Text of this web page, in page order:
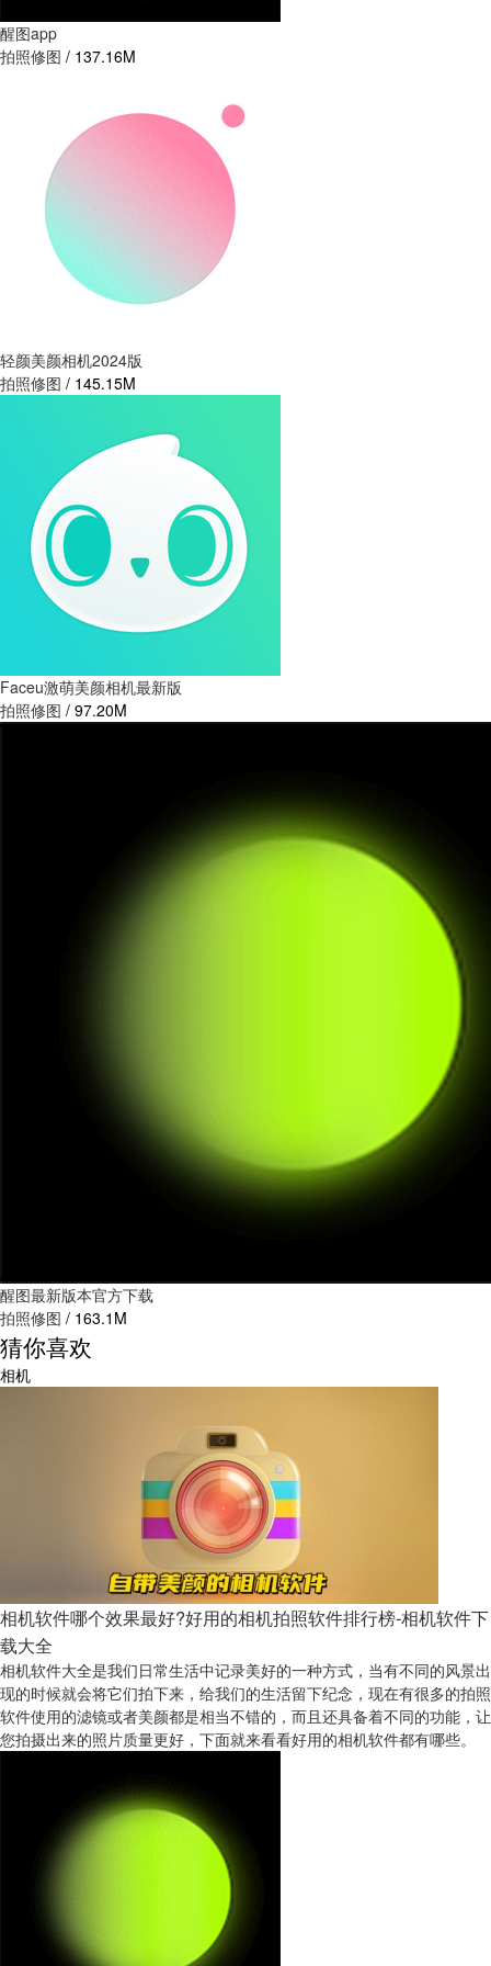
醒图app
拍照修图 / 137.16M
轻颜美颜相机2024版
拍照修图 / 145.15M
Faceu激萌美颜相机最新版
拍照修图 / 97.20M
醒图最新版本官方下载
拍照修图 / 163.1M
猜你喜欢
相机
相机软件哪个效果最好?好用的相机拍照软件排行榜-相机软件下
载大全
相机软件大全是我们日常生活中记录美好的一种方式，当有不同的风景出
现的时候就会将它们拍下来，给我们的生活留下纪念，现在有很多的拍照
软件使用的滤镜或者美颜都是相当不错的，而且还具备着不同的功能，让
您拍摄出来的照片质量更好，下面就来看看好用的相机软件都有哪些。